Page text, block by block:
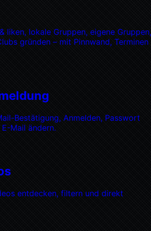
liken, lokale Gruppen, eigene Gruppen,
gründen – mit Pinnwand, Terminen
Bestätigung, Anmelden, Passwort
Mail ändern.
entdecken, filtern und direkt